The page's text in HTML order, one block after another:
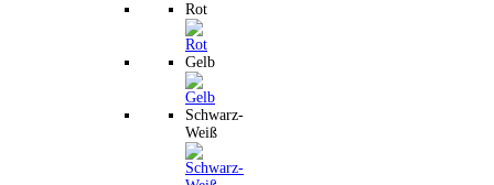
Rot
Gelb
Schwarz-
Weiß